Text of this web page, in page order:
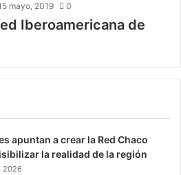
mayo, 2019 0
Iberoamericana de
apuntan a crear la Red Chaco
la realidad de la región
2026